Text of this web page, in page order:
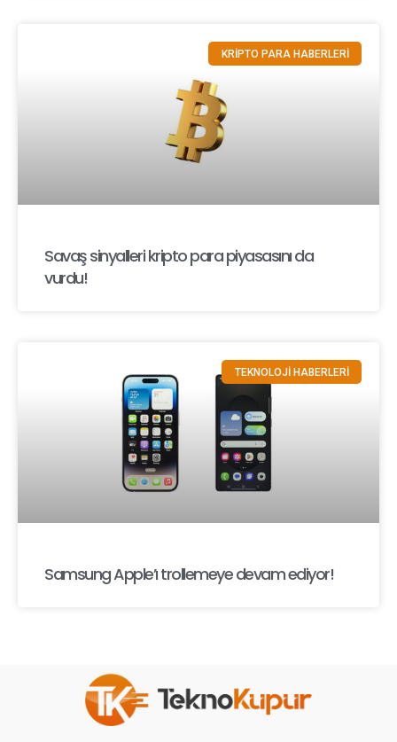
KRİPTO PARA HABERLERİ
Savaş sinyalleri kripto para piyasasını da
vurdu!
TEKNOLOJİ HABERLERİ
Samsung Apple’ı trollemeye devam ediyor!